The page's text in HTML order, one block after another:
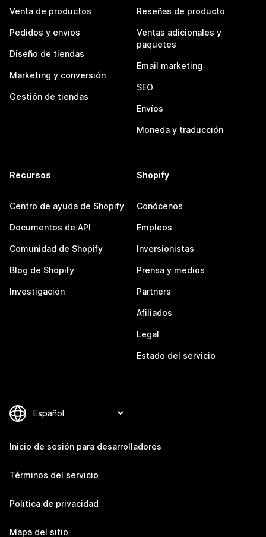
Venta de productos
Pedidos y envíos
Diseño de tiendas
Marketing y conversión
Gestión de tiendas
Reseñas de producto
Ventas adicionales y
paquetes
Email marketing
SEO
Envíos
Moneda y traducción
Recursos
Centro de ayuda de Shopify
Documentos de API
Comunidad de Shopify
Blog de Shopify
Investigación
Shopify
Conócenos
Empleos
Inversionistas
Prensa y medios
Partners
Afiliados
Legal
Estado del servicio
Inicio de sesión para desarrolladores
Términos del servicio
Política de privacidad
Mapa del sitio